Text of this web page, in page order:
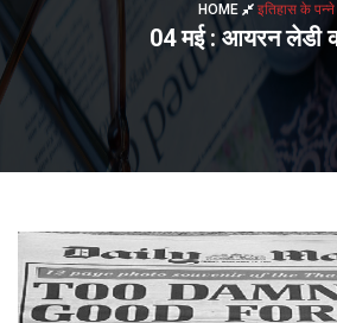
HOME इतिहास के पन्ने
04 मई : आयरन लेडी